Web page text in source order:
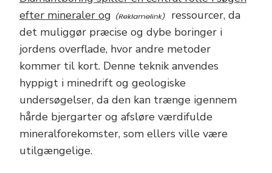
efter mineraler og
ressourcer, da
det muliggør præcise og dybe boringer i
jordens overflade, hvor andre metoder
kommer til kort. Denne teknik anvendes
hyppigt i minedrift og geologiske
undersøgelser, da den kan trænge igennem
hårde bjergarter og afsløre værdifulde
mineralforekomster, som ellers ville være
utilgængelige.